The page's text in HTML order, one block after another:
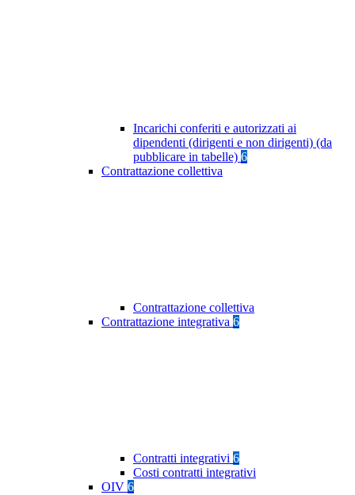
Incarichi conferiti e autorizzati ai
dipendenti (dirigenti e non dirigenti) (da
pubblicare in tabelle) 6
Contrattazione collettiva
Contrattazione collettiva
Contrattazione integrativa 6
Contratti integrativi 6
Costi contratti integrativi
OIV 6